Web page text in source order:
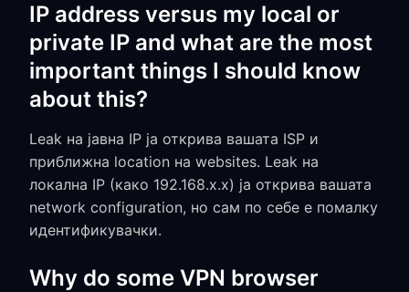
IP address versus my local or
private IP and what are the most
important things I should know
about this?
Leak на јавна IP ја открива вашата ISP и
приближна location на websites. Leak на
локална IP (како 192.168.x.x) ја открива вашата
network configuration, но сам по себе е помалку
идентификувачки.
Why do some VPN browser